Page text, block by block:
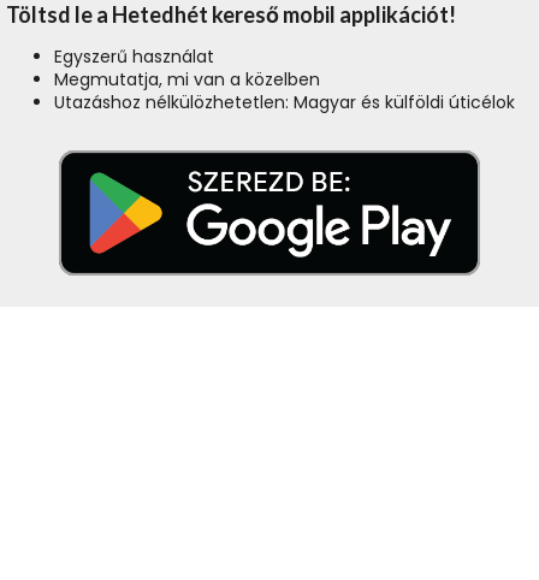
Töltsd le a Hetedhét kereső mobil applikációt!
Egyszerű használat
Megmutatja, mi van a közelben
Utazáshoz nélkülözhetetlen: Magyar és külföldi úticélok